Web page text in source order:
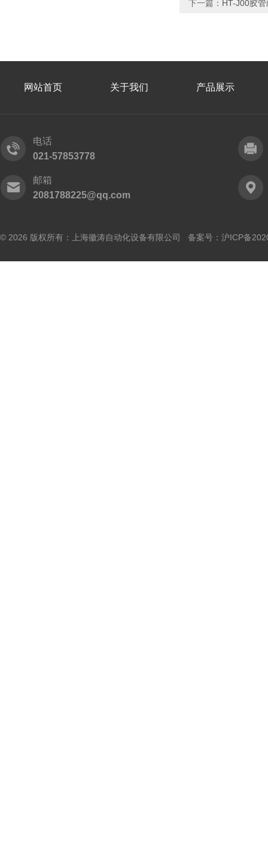
下一篇： HT-J00胶
网站首页 关于我们 产品展示
电话
021-57853778
邮箱
2081788225@qq.com
© 2026 版权所有：上海徽涛自动化设备有限公司 备案号： 沪ICP备